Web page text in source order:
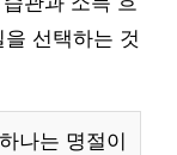
선택하는 것
나는 명절이